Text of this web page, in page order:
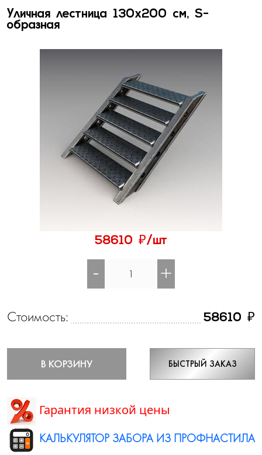
Уличная лестница 130х200 см, S-
образная
58610 ₽/шт
- +
Стоимость: 58610 ₽
В КОРЗИНУ БЫСТРЫЙ ЗАКАЗ
Гарантия низкой цены
КАЛЬКУЛЯТОР ЗАБОРА ИЗ ПРОФНАСТИЛА